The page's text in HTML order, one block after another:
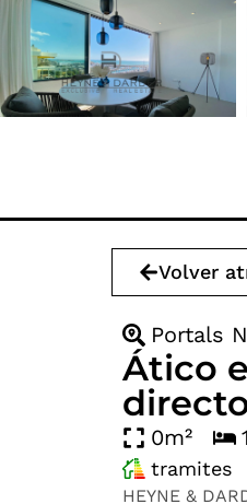
Volver
Portals
Ático
0m² 1
tramites
HEYNE &